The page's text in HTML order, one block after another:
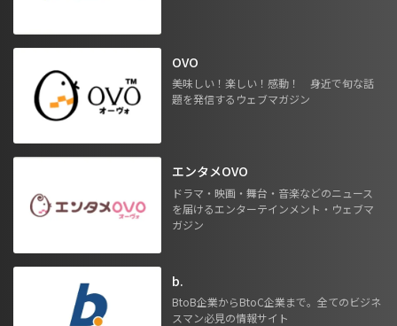
OVO
美味しい！楽しい！感動！ 身近で旬な話
題を発信するウェブマガジン
エンタメOVO
ドラマ・映画・舞台・音楽などのニュース
を届けるエンターテインメント・ウェブマ
ガジン
b.
BtoB企業からBtoC企業まで。全てのビジネ
スマン必見の情報サイト